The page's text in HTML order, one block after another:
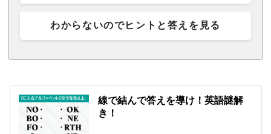
わからないのでヒントと答えを見る
線で結んで答えを導け！英語謎解
き！